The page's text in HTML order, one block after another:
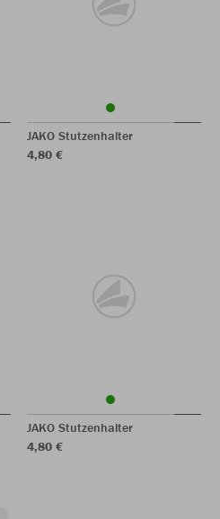
JAKO Stutzenhalter
4,80 €
JAKO Stutzenhalter
4,80 €